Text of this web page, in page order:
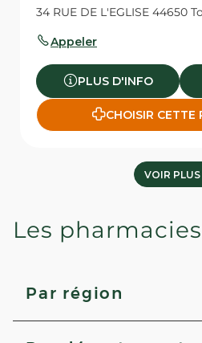
34 RUE DE L'EGLISE 44650
Appeler
PLUS D'INFO
CHOISIR CETTE
VOIR PLUS
Les
Par région